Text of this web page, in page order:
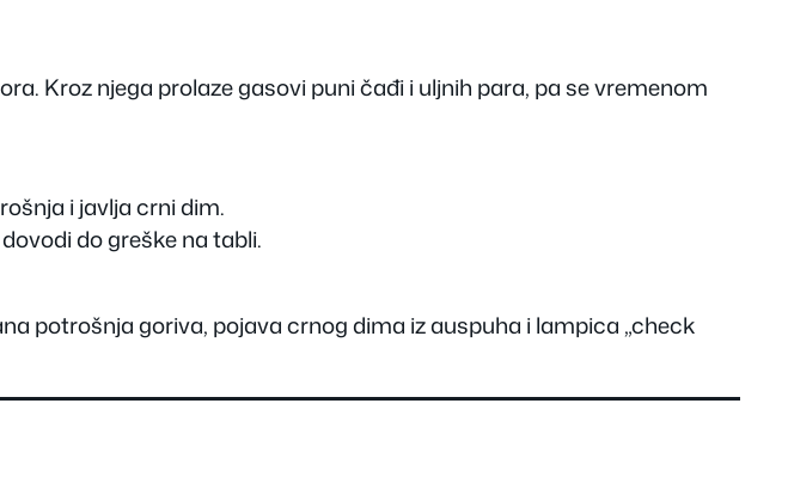
Kroz njega prolaze gasovi puni čađi i uljnih para, pa se vremenom
i javlja crni dim.
do greške na tabli.
potrošnja goriva, pojava crnog dima iz auspuha i lampica „check